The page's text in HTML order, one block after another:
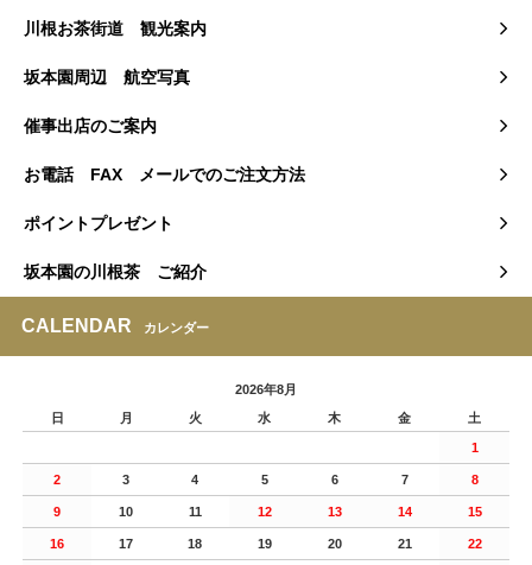
川根お茶街道 観光案内
坂本園周辺 航空写真
催事出店のご案内
お電話 FAX メールでのご注文方法
ポイントプレゼント
坂本園の川根茶 ご紹介
CALENDAR カレンダー
2026年8月
日
月 火 水 木 金 土
1
2 3 4 5 6 7 8
9 10 11 12 13 14 15
16 17 18 19 20 21 22